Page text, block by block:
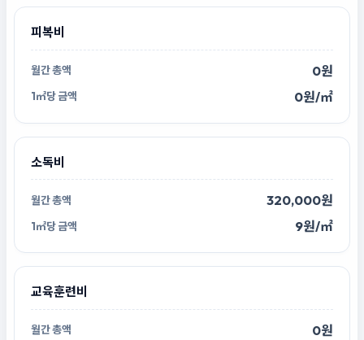
피복비
0원
0원/㎡
소독비
320,000원
9원/㎡
교육훈련비
0원